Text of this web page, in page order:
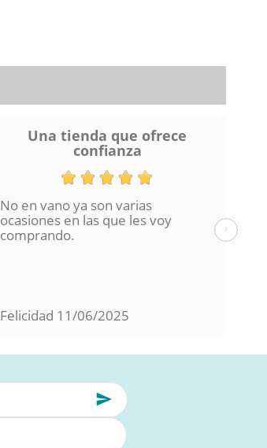
Una tienda que ofrece
confianza
No en vano ya son varias
ocasiones en las que les voy
comprando.
Felicidad 11/06/2025
›